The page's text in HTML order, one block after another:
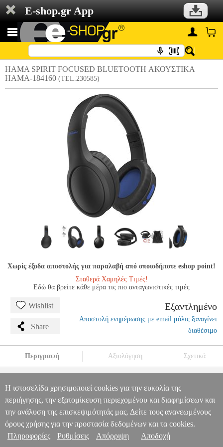
E-shop.gr App
HAMA SPIRIT FOCUSED BLUETOOTH ΑΚΟΥΣΤΙΚΑ
HAMA-184160 (TEL.230585)
Χωρίς έξοδα αποστολής για παραλαβή από οποιοδήποτε eshop point!
Σταθερά Χαμηλές Τιμές!
Εδώ θα βρείτε κάθε μέρα τις πιο ανταγωνιστικές τιμές
Wishlist
Share
Εξαντλημένο
Αποστολή ενημέρωσης με email μόλις ξαναγίνει
διαθέσιμο
Περιγραφή Αξιολόγηση Σχετικά
184160 TEL.230585 TEL.230585 ΗΑΜΑ ΗΑΜΑ BLUETOOTH
HEADSET
HAMA SPIRIT FOCUSED BLUETOOTH
ΑΚΟΥΣΤΙΚΑ HAMA-184160
0
Πληροφορίες & Υπηρεσίες >
Η ιστοσελίδα χρησιμοποιεί cookies για την ευκολία της
περιήγησης, την εξατομίκευση περιεχομένου και διαφημίσεων και
την ανάλυση της επισκεψιμότητάς μας. Δείτε τους ανανεωμένους
όρους χρήσης για την προστασία δεδομένων και τα cookies.
Πληροφορίες
Ρυθμίσεις Απόρριψη Αποδοχή